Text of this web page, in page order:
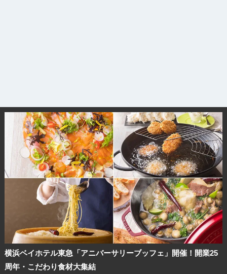
横浜ベイホテル東急「アニバーサリーブッフェ」開催！開業25
周年・こだわり食材大集結